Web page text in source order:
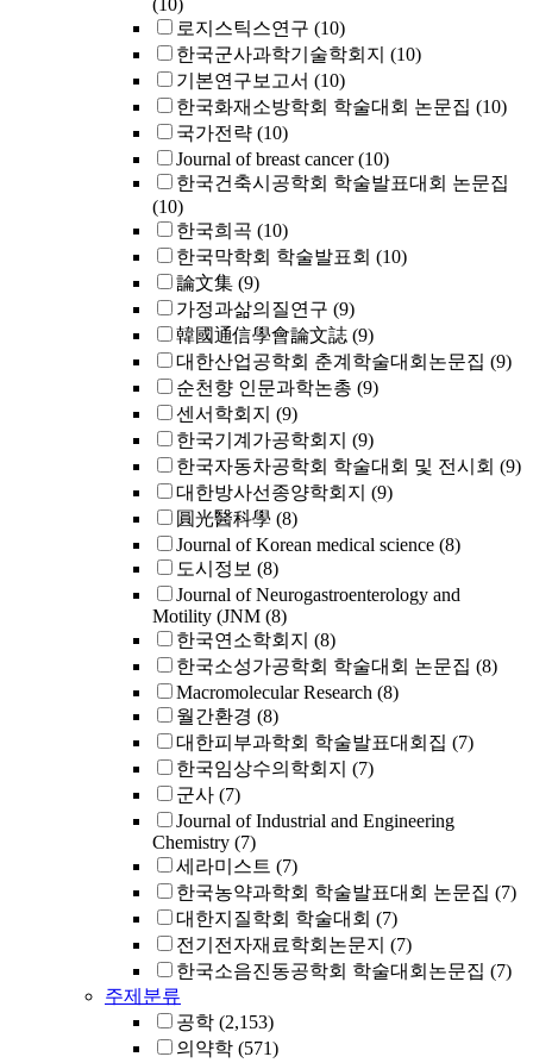
(10)
로지스틱스연구 (10)
한국군사과학기술학회지 (10)
기본연구보고서 (10)
한국화재소방학회 학술대회 논문집 (10)
국가전략 (10)
Journal of breast cancer (10)
한국건축시공학회 학술발표대회 논문집
(10)
한국희곡 (10)
한국막학회 학술발표회 (10)
論文集 (9)
가정과삶의질연구 (9)
韓國通信學會論文誌 (9)
대한산업공학회 춘계학술대회논문집 (9)
순천향 인문과학논총 (9)
센서학회지 (9)
한국기계가공학회지 (9)
한국자동차공학회 학술대회 및 전시회 (9)
대한방사선종양학회지 (9)
圓光醫科學 (8)
Journal of Korean medical science (8)
도시정보 (8)
Journal of Neurogastroenterology and
Motility (JNM (8)
한국연소학회지 (8)
한국소성가공학회 학술대회 논문집 (8)
Macromolecular Research (8)
월간환경 (8)
대한피부과학회 학술발표대회집 (7)
한국임상수의학회지 (7)
군사 (7)
Journal of Industrial and Engineering
Chemistry (7)
세라미스트 (7)
한국농약과학회 학술발표대회 논문집 (7)
대한지질학회 학술대회 (7)
전기전자재료학회논문지 (7)
한국소음진동공학회 학술대회논문집 (7)
주제분류
공학 (2,153)
의약학 (571)